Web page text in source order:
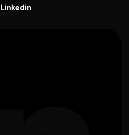
Linkedin